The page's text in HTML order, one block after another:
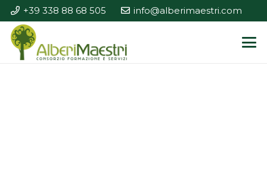
+39 338 88 68 505 info@alberimaestri.com